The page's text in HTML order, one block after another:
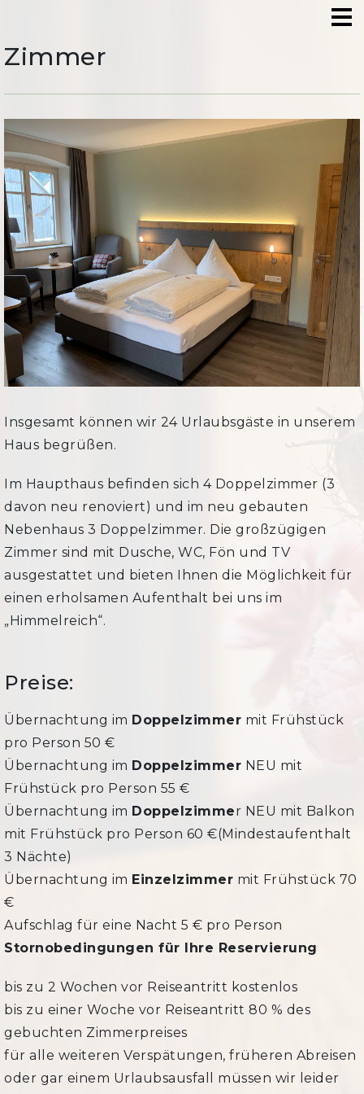
Zimmer
Insgesamt können wir 24 Urlaubsgäste in unserem
Haus begrüßen.
Im Haupthaus befinden sich 4 Doppelzimmer (3
davon neu renoviert) und im neu gebauten
Nebenhaus 3 Doppelzimmer. Die großzügigen
Zimmer sind mit Dusche, WC, Fön und TV
ausgestattet und bieten Ihnen die Möglichkeit für
einen erholsamen Aufenthalt bei uns im
„Himmelreich“.
Preise:
Übernachtung im Doppelzimmer mit Frühstück
pro Person 50 €
Übernachtung im Doppelzimmer NEU mit
Frühstück pro Person 55 €
Übernachtung im Doppelzimmer NEU mit Balkon
mit Frühstück pro Person 60 €(Mindestaufenthalt
3 Nächte)
Übernachtung im Einzelzimmer mit Frühstück 70
€
Aufschlag für eine Nacht 5 € pro Person
Stornobedingungen für Ihre Reservierung
bis zu 2 Wochen vor Reiseantritt kostenlos
bis zu einer Woche vor Reiseantritt 80 % des
gebuchten Zimmerpreises
für alle weiteren Verspätungen, früheren Abreisen
oder gar einem Urlaubsausfall müssen wir leider